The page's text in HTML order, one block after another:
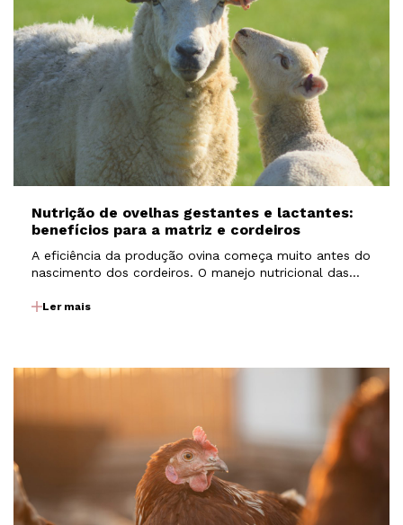
Nutrição de ovelhas gestantes e lactantes:
benefícios para a matriz e cordeiros
A eficiência da produção ovina começa muito antes do
nascimento dos cordeiros. O manejo nutricional das
influência direta sobre a fertilidade, o desenvolvimento
Ler mais